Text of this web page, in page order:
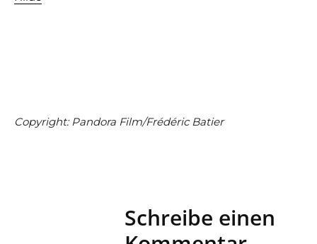
Copyright: Pandora Film/Frédéric Batier
Schreibe einen